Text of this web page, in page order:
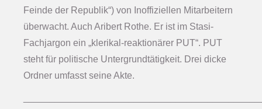
Feinde der Republik“) von Inoffiziellen Mitarbeitern
überwacht. Auch Aribert Rothe. Er ist im Stasi-
Fachjargon ein „klerikal-reaktionärer PUT“. PUT
steht für politische Untergrundtätigkeit. Drei dicke
Ordner umfasst seine Akte.